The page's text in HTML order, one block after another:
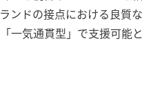
ンドの接点における良質な
一気通貫型」で支援可能と